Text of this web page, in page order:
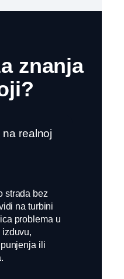
znanja
realnoj
strada bez
na turbini
problema u
ili